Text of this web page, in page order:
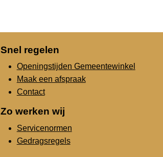
Snel regelen
Openingstijden Gemeentewinkel
Maak een afspraak
Contact
Zo werken wij
Servicenormen
Gedragsregels